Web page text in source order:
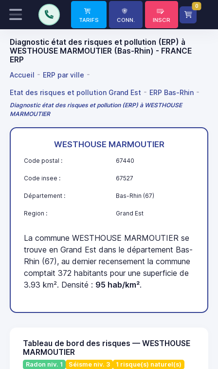
TARIFS CONN. INSCR
0
Diagnostic état des risques et pollution (ERP) à
WESTHOUSE MARMOUTIER (Bas-Rhin) - FRANCE
ERP
Accueil ERP par ville
Etat des risques et pollution Grand Est ERP Bas-Rhin
Diagnostic état des risques et pollution (ERP) à WESTHOUSE
MARMOUTIER
WESTHOUSE MARMOUTIER
Code postal : 67440
Code insee : 67527
Département : Bas-Rhin (67)
Region : Grand Est
La commune WESTHOUSE MARMOUTIER se
trouve en Grand Est dans le département Bas-
Rhin (67), au dernier recensement la commune
comptait 372 habitants pour une superficie de
3.93 km². Densité : 95 hab/km².
Tableau de bord des risques — WESTHOUSE
MARMOUTIER
Radon niv. 1 Séisme niv. 3
1 risque(s) naturel(s)